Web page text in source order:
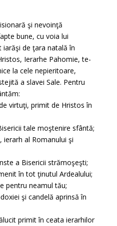
şi nevoinţă
bune, cu voia lui
de ţara natală în
Ierarhe Pahomie, te-
la cele nepieritoare,
a slavei Sale. Pentru
virtuţi, primit de Hristos în
tale moştenire sfântă;
ierarh al Romanului şi
a Bisericii strămoşeşti;
în tot ţinutul Ardealului;
pentru neamul tău;
şi candelă aprinsă în
primit în ceata ierarhilor